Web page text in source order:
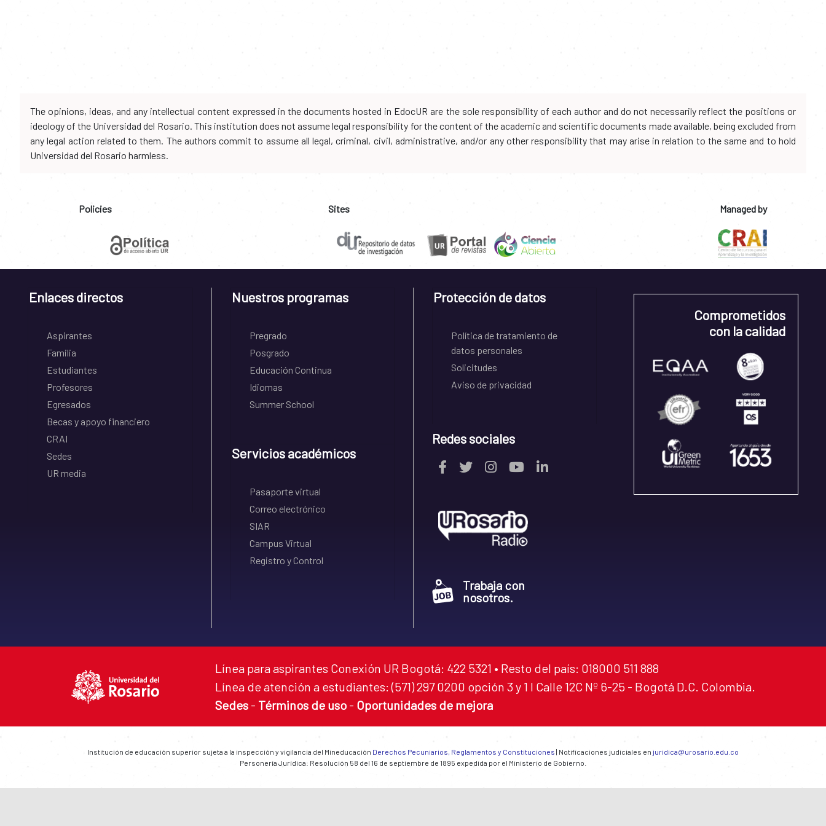
The opinions, ideas, and any intellectual content expressed in the documents hosted in EdocUR are the sole responsibility of each author and do not necessarily reflect the positions or
ideology of the Universidad del Rosario. This institution does not assume legal responsibility for the content of the academic and scientific documents made available, being excluded from
any legal action related to them. The authors commit to assume all legal, criminal, civil, administrative, and/or any other responsibility that may arise in relation to the same and to hold
Universidad del Rosario harmless.
Policies Sites Managed by
Enlaces directos
Aspirantes
Familia
Estudiantes
Profesores
Egresados
Becas y apoyo financiero
CRAI
Sedes
UR media
Nuestros programas
Pregrado
Posgrado
Educación Continua
Idiomas
Summer School
Servicios académicos
Pasaporte virtual
Correo electrónico
SIAR
Campus Virtual
Registro y Control
Protección de datos
Política de tratamiento de
datos personales
Solicitudes
Aviso de privacidad
Redes sociales
Trabaja con
nosotros.
Comprometidos
con la calidad
Línea para aspirantes Conexión UR Bogotá: 422 5321 • Resto del país: 018000 511 888
Línea de atención a estudiantes: (571) 297 0200 opción 3 y 1 I Calle 12C Nº 6-25 - Bogotá D.C. Colombia.
Sedes - Términos de uso - Oportunidades de mejora
Institución de educación superior sujeta a la inspección y vigilancia del Mineducación Derechos Pecuniarios, Reglamentos y Constituciones | Notificaciones judiciales en juridica@urosario.edu.co
Personería Jurídica: Resolución 58 del 16 de septiembre de 1895 expedida por el Ministerio de Gobierno.